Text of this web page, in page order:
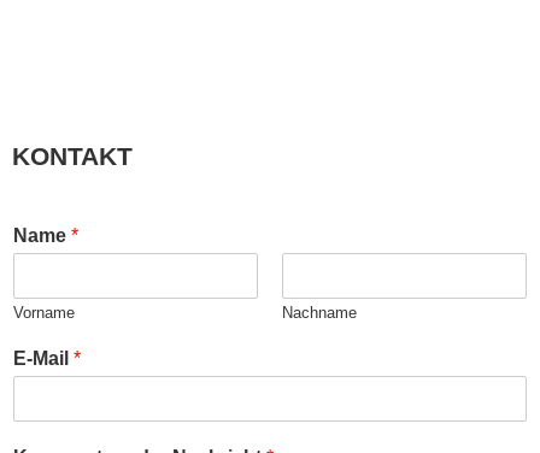
KONTAKT
Name *
Vorname Nachname
E-Mail *